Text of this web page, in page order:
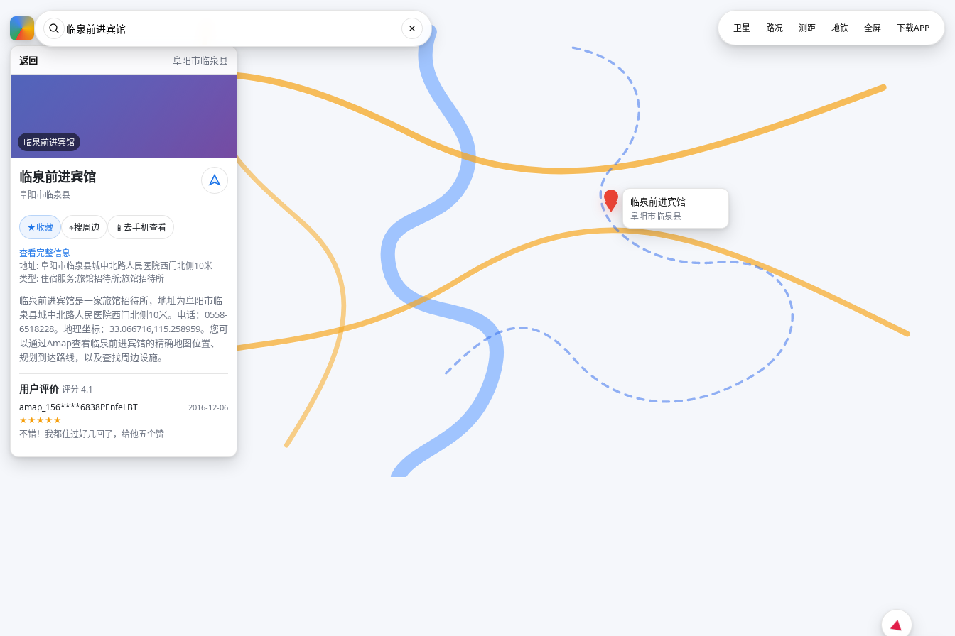
返回 阜阳市临泉县
临泉前进宾馆
临泉前进宾馆
阜阳市临泉县
★收藏 ⌖搜周边 📱 去手机查看
查看完整信息
地址: 阜阳市临泉县城中北路人民医院西门北侧10米
类型: 住宿服务;旅馆招待所;旅馆招待所
临泉前进宾馆是一家旅馆招待所，地址为阜阳市临
泉县城中北路人民医院西门北侧10米。电话：0558-
6518228。地理坐标：33.066716,115.258959。您可
以通过Amap查看临泉前进宾馆的精确地图位置、
规划到达路线，以及查找周边设施。
用户评价评分 4.1
amap_156****6838PEnfeLBT
2016-12-06
★★★★★
不错！我都住过好几回了，给他五个赞
临泉前进宾馆
阜阳市临泉县
卫星 路况 测距 地铁 全屏 下载APP